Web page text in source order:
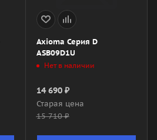
Axioma Серия D
ASB09D1U
Нет в наличии
14 690₽
Старая цена
15 710₽